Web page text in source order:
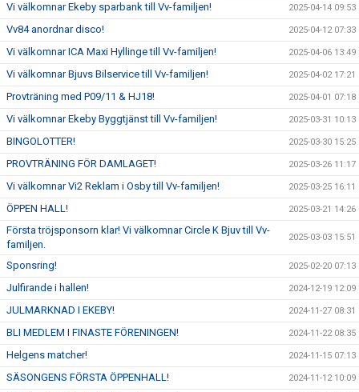
Vi välkomnar Ekeby sparbank till Vv-familjen! 2025-04-14 09:53
Vv84 anordnar disco! 2025-04-12 07:33
Vi välkomnar ICA Maxi Hyllinge till Vv-familjen! 2025-04-06 13:49
Vi välkomnar Bjuvs Bilservice till Vv-familjen! 2025-04-02 17:21
Provträning med P09/11 & HJ18! 2025-04-01 07:18
Vi välkomnar Ekeby Byggtjänst till Vv-familjen! 2025-03-31 10:13
BINGOLOTTER! 2025-03-30 15:25
PROVTRÄNING FÖR DAMLAGET! 2025-03-26 11:17
Vi välkomnar Vi2 Reklam i Osby till Vv-familjen! 2025-03-25 16:11
ÖPPEN HALL! 2025-03-21 14:26
Första tröjsponsorn klar! Vi välkomnar Circle K Bjuv till Vv-
familjen.
2025-03-03 15:51
Sponsring! 2025-02-20 07:13
Julfirande i hallen! 2024-12-19 12:09
JULMARKNAD I EKEBY! 2024-11-27 08:31
BLI MEDLEM I FINASTE FÖRENINGEN! 2024-11-22 08:35
Helgens matcher! 2024-11-15 07:13
SÄSONGENS FÖRSTA ÖPPENHALL! 2024-11-12 10:09